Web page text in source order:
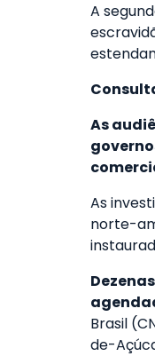
A
As
As
norte-
Brasil
de-